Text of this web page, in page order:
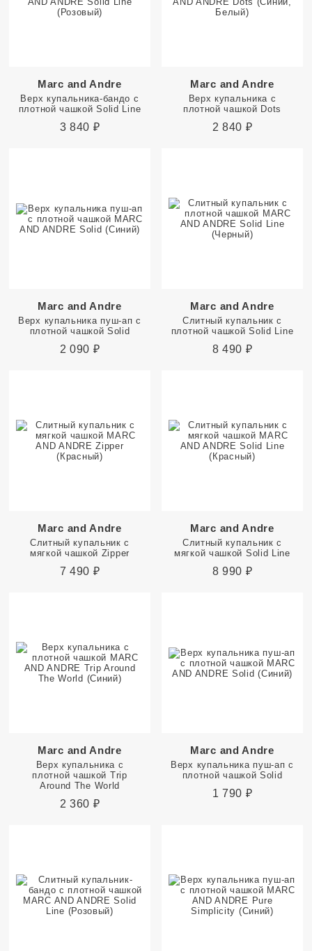
Marc and Andre
Верх купальника-бандо с
плотной чашкой Solid Line
3 840 ₽
Marc and Andre
Верх купальника с
плотной чашкой Dots
2 840 ₽
Marc and Andre
Верх купальника пуш-ап с
плотной чашкой Solid
2 090 ₽
Marc and Andre
Слитный купальник с
плотной чашкой Solid Line
8 490 ₽
Marc and Andre
Слитный купальник с
мягкой чашкой Zipper
7 490 ₽
Marc and Andre
Слитный купальник с
мягкой чашкой Solid Line
8 990 ₽
Marc and Andre
Верх купальника с
плотной чашкой Trip
Around The World
2 360 ₽
Marc and Andre
Верх купальника пуш-ап с
плотной чашкой Solid
1 790 ₽